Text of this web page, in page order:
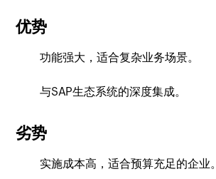
优势
功能强大，适合复杂业务场景。
与SAP生态系统的深度集成。
劣势
实施成本高，适合预算充足的企业。